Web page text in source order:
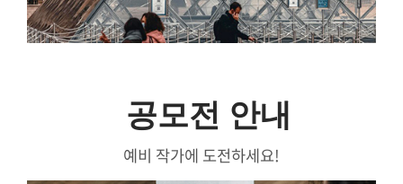
공모전 안내
예비 작가에 도전하세요!